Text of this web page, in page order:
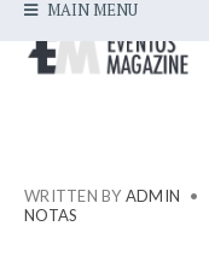
MAIN MENU
WRITTEN BY ADMIN •
NOTAS